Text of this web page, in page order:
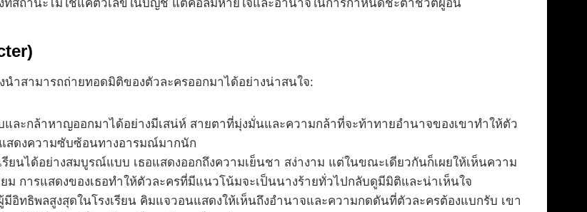
ที่สถานะไม่ใช่แค่ตัวเลขในบัญชี แต่คือลมหายใจและอำนาจในการกำหนดชะตาชีวิตผู้อื่น
ำสามารถถ่ายทอดมิติของตัวละครออกมาได้อย่างน่าสนใจ:
ละกล้าหาญออกมาได้อย่างมีเสน่ห์ สายตาที่มุ่งมั่นและความกล้าที่จะท้าทายอำนาจของเขาทำให้ตัว
แสดงความซับซ้อนทางอารมณ์มากนัก
รียนได้อย่างสมบูรณ์แบบ เธอแสดงออกถึงความเย็นชา สง่างาม แต่ในขณะเดียวกันก็เผยให้เห็นความ
ม การแสดงของเธอทำให้ตัวละครที่มีแนวโน้มจะเป็นนางร้ายทั่วไปกลับดูมีมิติและน่าเห็นใจ
อิทธิพลสูงสุดในโรงเรียน คิมแจวอนแสดงให้เห็นถึงอำนาจและความกดดันที่ตัวละครต้องแบกรับ เขา